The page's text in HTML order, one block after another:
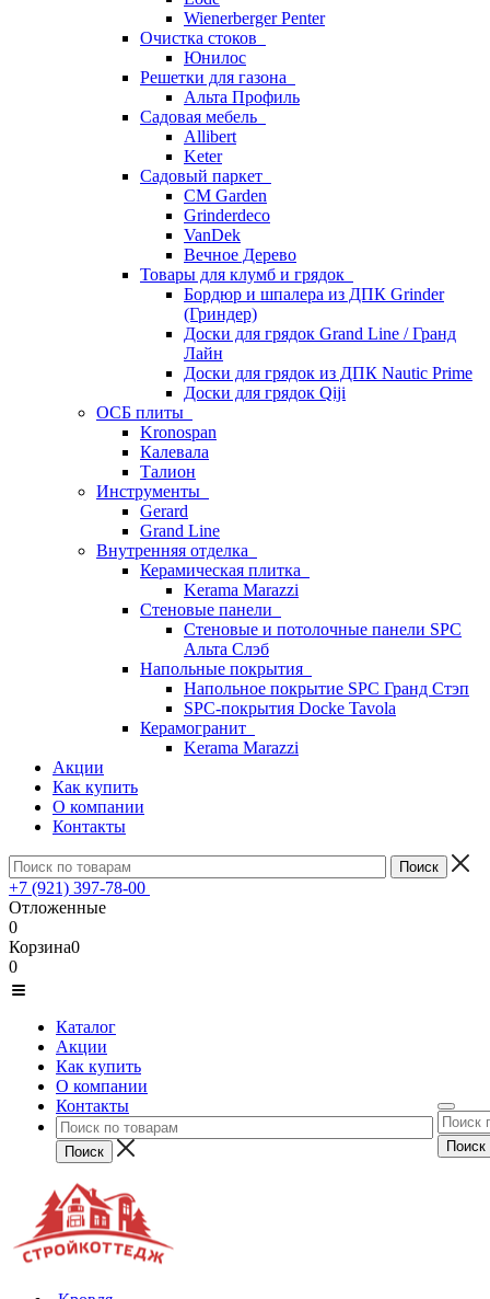
Wienerberger Penter
Очистка стоков
Юнилос
Решетки для газона
Альта Профиль
Садовая мебель
Allibert
Keter
Садовый паркет
CM Garden
Grinderdeco
VanDek
Вечное Дерево
Товары для клумб и грядок
Бордюр и шпалера из ДПК Grinder
(Гриндер)
Доски для грядок Grand Line / Гранд
Лайн
Доски для грядок из ДПК Nautic Prime
Доски для грядок Qiji
ОСБ плиты
Kronospan
Калевала
Талион
Инструменты
Gerard
Grand Line
Внутренняя отделка
Керамическая плитка
Kerama Marazzi
Стеновые панели
Стеновые и потолочные панели SPC
Альта Слэб
Напольные покрытия
Напольное покрытие SPC Гранд Стэп
SPC-покрытия Docke Tavola
Керамогранит
Kerama Marazzi
Акции
Как купить
О компании
Контакты
+7 (921) 397-78-00
Отложенные
0
Корзина0
0
Каталог
Акции
Как купить
О компании
Контакты